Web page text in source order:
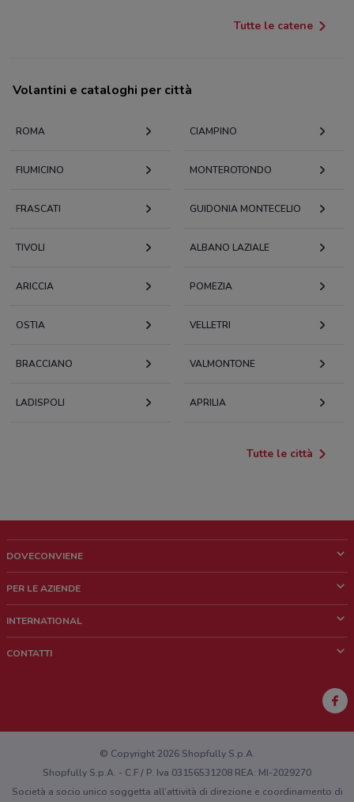
Tutte le catene
Volantini e cataloghi per città
ROMA CIAMPINO
FIUMICINO MONTEROTONDO
FRASCATI GUIDONIA MONTECELIO
TIVOLI ALBANO LAZIALE
ARICCIA POMEZIA
OSTIA VELLETRI
BRACCIANO VALMONTONE
LADISPOLI APRILIA
Tutte le città
DOVECONVIENE
Chi siamo
Lavora con noi
PER LE AZIENDE
Richieste commerciali e marketing
INTERNATIONAL
CONTATTI
Hai un malfunzionamento sul web o sull'app?
© Copyright 2026 Shopfully S.p.A.
Shopfully S.p.A. - C.F / P. Iva 03156531208 REA: MI-2029270
Società a socio unico soggetta all’attività di direzione e coordinamento di